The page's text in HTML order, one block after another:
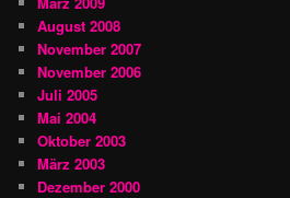
August 2008
November 2007
November 2006
Juli 2005
Mai 2004
Oktober 2003
März 2003
Dezember 2000